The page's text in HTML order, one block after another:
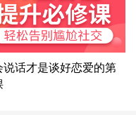
此页面咨询，已获得专属情感
3分钟前
说话才是谈好恋爱的第